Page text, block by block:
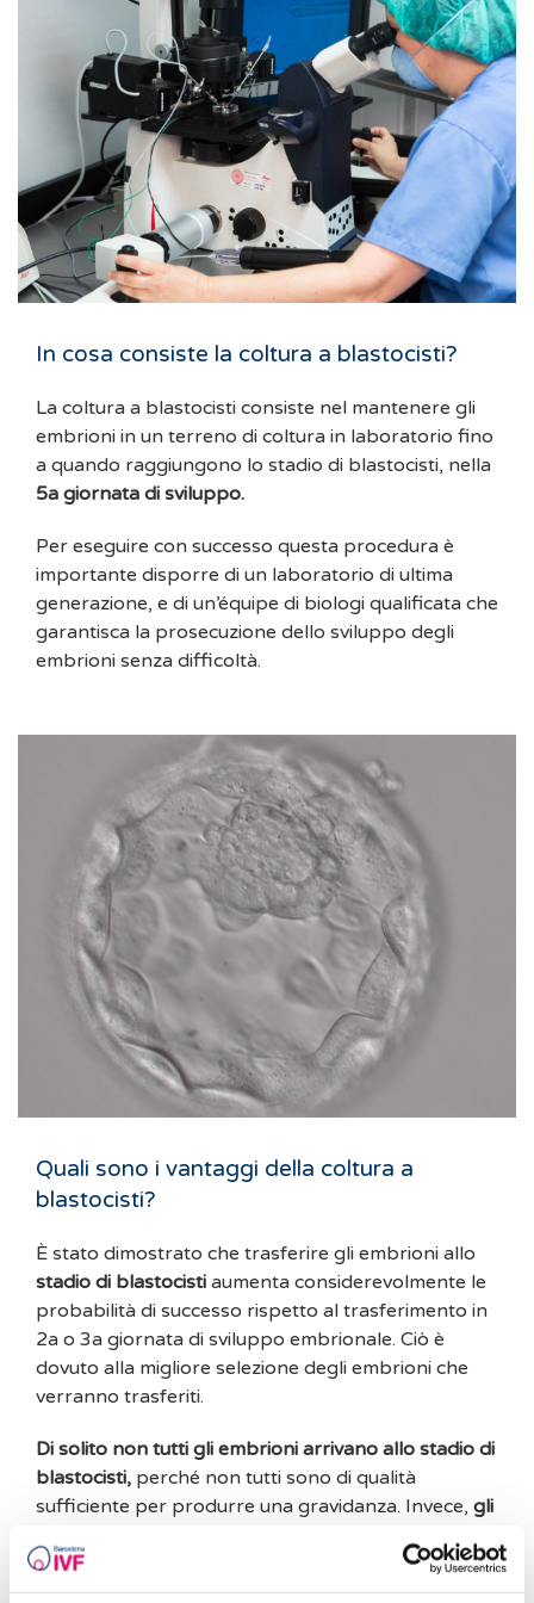
In cosa consiste la coltura a blastocisti?
La coltura a blastocisti consiste nel mantenere gli
embrioni in un terreno di coltura in laboratorio fino
a quando raggiungono lo stadio di blastocisti, nella
5a giornata di sviluppo.
Per eseguire con successo questa procedura è
importante disporre di un laboratorio di ultima
generazione, e di un’équipe di biologi qualificata che
garantisca la prosecuzione dello sviluppo degli
embrioni senza difficoltà.
Quali sono i vantaggi della coltura a
blastocisti?
È stato dimostrato che trasferire gli embrioni allo
stadio di blastocisti aumenta considerevolmente le
probabilità di successo rispetto al trasferimento in
2a o 3a giornata di sviluppo embrionale. Ciò è
dovuto alla migliore selezione degli embrioni che
verranno trasferiti.
Di solito non tutti gli embrioni arrivano allo stadio di
blastocisti, perché non tutti sono di qualità
sufficiente per produrre una gravidanza. Invece, gli
5a giornata) in laboratorio hanno maggiori
probabilità di dare luogo a una gestazione.